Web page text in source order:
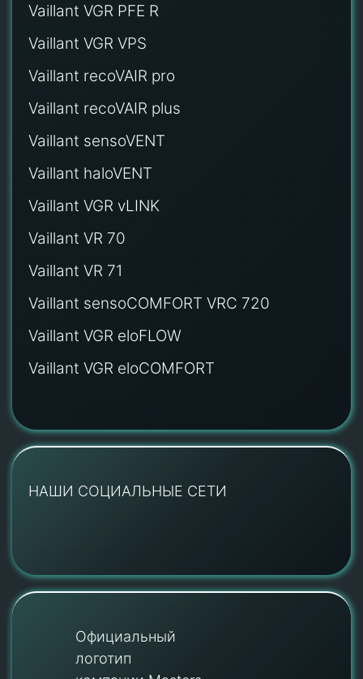
Vaillant VGR PFE R
Vaillant VGR VPS
Vaillant recoVAIR pro
Vaillant recoVAIR plus
Vaillant sensoVENT
Vaillant haloVENT
Vaillant VGR vLINK
Vaillant VR 70
Vaillant VR 71
Vaillant sensoCOMFORT VRC 720
Vaillant VGR eloFLOW
Vaillant VGR eloCOMFORT
НАШИ СОЦИАЛЬНЫЕ СЕТИ
Официальный
логотип